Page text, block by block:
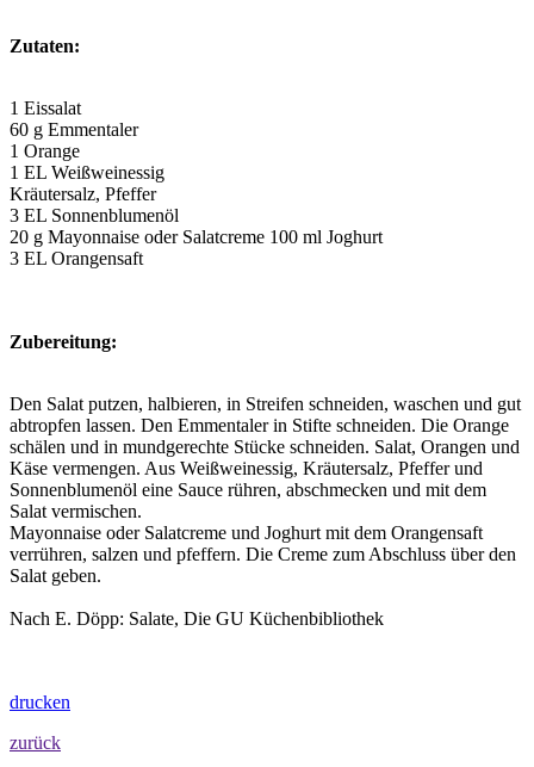
Zutaten:
1 Eissalat
60 g Emmentaler
1 Orange
1 EL Weißweinessig
Kräutersalz, Pfeffer
3 EL Sonnenblumenöl
20 g Mayonnaise oder Salatcreme 100 ml Joghurt
3 EL Orangensaft
Zubereitung:
Den Salat putzen, halbieren, in Streifen schneiden, waschen und gut
abtropfen lassen. Den Emmentaler in Stifte schneiden. Die Orange
schälen und in mundgerechte Stücke schneiden. Salat, Orangen und
Käse vermengen. Aus Weißweinessig, Kräutersalz, Pfeffer und
Sonnenblumenöl eine Sauce rühren, abschmecken und mit dem
Salat vermischen.
Mayonnaise oder Salatcreme und Joghurt mit dem Orangensaft
verrühren, salzen und pfeffern. Die Creme zum Abschluss über den
Salat geben.
Nach E. Döpp: Salate, Die GU Küchenbibliothek
drucken
zurück